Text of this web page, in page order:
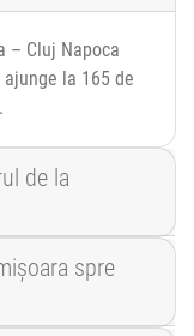
– Cluj Napoca
la 165 de
de la
spre